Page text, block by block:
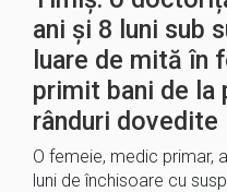
ani și 8 luni sub
luare de mită în
primit bani de la
rânduri dovedite
O femeie, medic primar,
luni de închisoare cu